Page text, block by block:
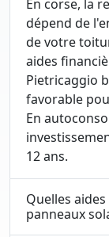
En corse, la
dépend de
de votre
aides
Pietricaggio
favorable
En
12 ans.
Quelles
panneaux